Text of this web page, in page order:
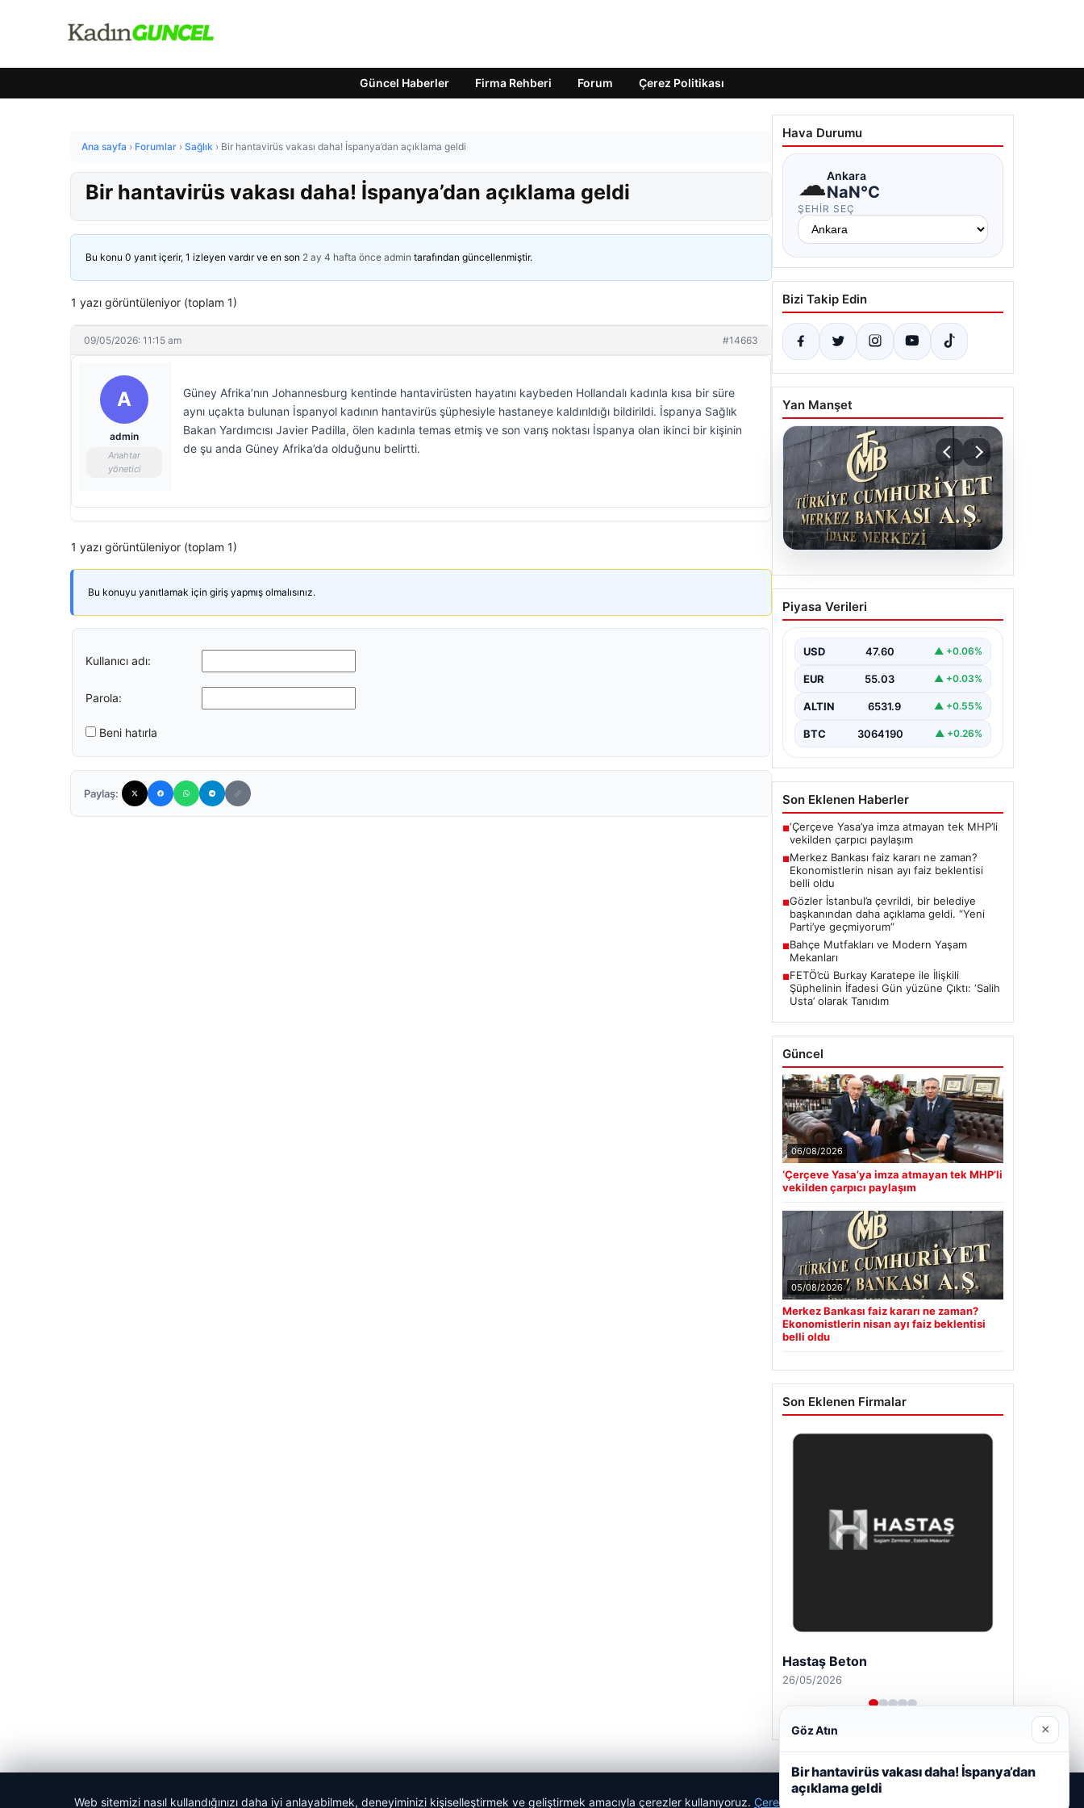
Güncel Haberler Firma Rehberi Forum Çerez Politikası
Ana sayfa › Forumlar › Sağlık › Bir hantavirüs vakası daha! İspanya’dan açıklama geldi
Bir hantavirüs vakası daha! İspanya’dan açıklama geldi
Bu konu 0 yanıt içerir, 1 izleyen vardır ve en son 2 ay 4 hafta önce admin tarafından güncellenmiştir.
1 yazı görüntüleniyor (toplam 1)
09/05/2026: 11:15 am #14663
A
admin
Anahtar
yönetici
Güney Afrika’nın Johannesburg kentinde hantavirüsten hayatını kaybeden Hollandalı kadınla kısa bir süre
aynı uçakta bulunan İspanyol kadının hantavirüs şüphesiyle hastaneye kaldırıldığı bildirildi. İspanya Sağlık
Bakan Yardımcısı Javier Padilla, ölen kadınla temas etmiş ve son varış noktası İspanya olan ikinci bir kişinin
de şu anda Güney Afrika’da olduğunu belirtti.
1 yazı görüntüleniyor (toplam 1)
Bu konuyu yanıtlamak için giriş yapmış olmalısınız.
Kullanıcı adı:
Parola:
Beni hatırla
Paylaş:
Hava Durumu
☁Ankara
NaN°C
ŞEHIR SEÇ
Bizi Takip Edin
Yan Manşet
Merkez Bankası faiz kararı
ne zaman? Ekonomistlerin
belli oldu
Piyasa Verileri
USD 47.60 ▲ +0.06%
EUR 55.03 ▲ +0.03%
ALTIN 6531.9 ▲ +0.55%
BTC 3064190 ▲ +0.26%
Son Eklenen Haberler
■‘Çerçeve Yasa’ya imza atmayan tek MHP’li
vekilden çarpıcı paylaşım
■Merkez Bankası faiz kararı ne zaman?
Ekonomistlerin nisan ayı faiz beklentisi
belli oldu
■Gözler İstanbul’a çevrildi, bir belediye
başkanından daha açıklama geldi. “Yeni
Parti’ye geçmiyorum”
■Bahçe Mutfakları ve Modern Yaşam
Mekanları
■FETÖ’cü Burkay Karatepe ile İlişkili
Şüphelinin İfadesi Gün yüzüne Çıktı: ‘Salih
Usta’ olarak Tanıdım
Güncel
06/08/2026
‘Çerçeve Yasa’ya imza atmayan tek MHP’li
vekilden çarpıcı paylaşım
05/08/2026
Merkez Bankası faiz kararı ne zaman?
Ekonomistlerin nisan ayı faiz beklentisi
belli oldu
Son Eklenen Firmalar
Hastaş Beton
26/05/2026
Web sitemizi nasıl kullandığınızı daha iyi anlayabilmek, deneyiminizi kişiselleştirmek ve geliştirmek amacıyla çerezler kullanıyoruz. Çerez Politikamız
Göz Atın ×
Bir hantavirüs vakası daha! İspanya’dan
açıklama geldi